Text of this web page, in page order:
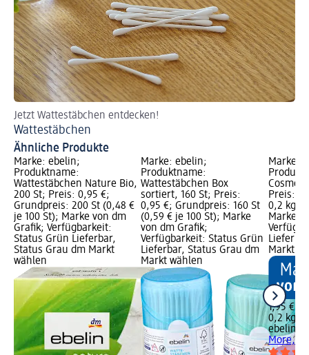
Jetzt Wattestäbchen entdecken!
Wattestäbchen
Ähnliche Produkte
Marke: ebelin;
Produktname:
Wattestäbchen Nature Bio,
200 St; Preis: 0,95 €;
Grundpreis: 200 St (0,48 €
je 100 St); Marke von dm
Grafik; Verfügbarkeit:
Status Grün Lieferbar,
Status Grau dm Markt
wählen
Marke: ebelin;
Produktname:
Wattestäbchen Box
sortiert, 160 St; Preis:
0,95 €; Grundpreis: 160 St
(0,59 € je 100 St); Marke
von dm Grafik;
Verfügbarkeit: Status Grün
Lieferbar, Status Grau dm
Markt wählen
Marke:
Preis:
0,2 kg
Marke
Markt
1,95 €
0,2 kg
ebelin
More,